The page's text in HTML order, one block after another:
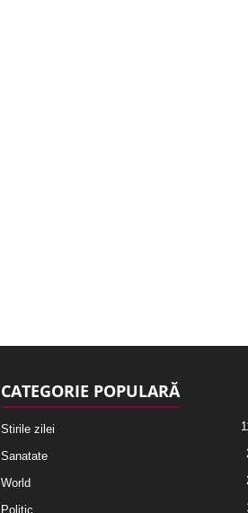
CATEGORIE POPULARĂ
Stirile zilei
Sanatate
World
Politic